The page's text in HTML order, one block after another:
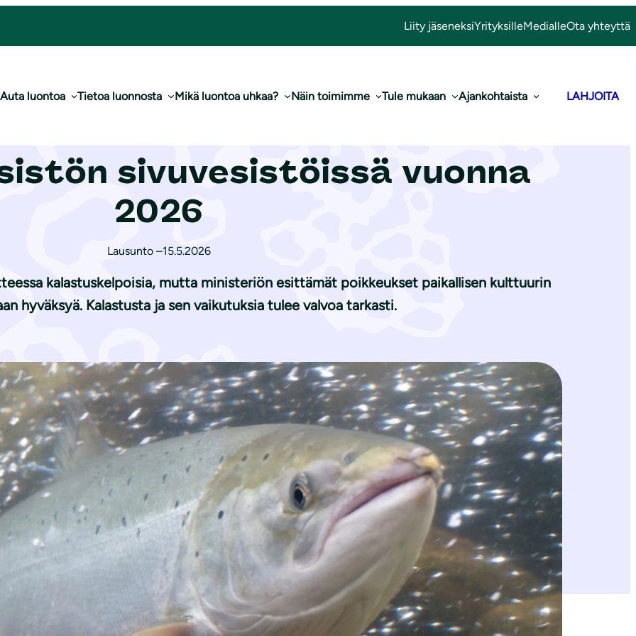
Liity jäseneksiYrityksilleMedialleOta yhteyttä
Auta luontoa Tietoa luonnosta Mikä luontoa uhkaa? Näin toimimme Tule mukaan Ajankohtaista LAHJOITA
vesistön sivuvesistöissä vuonna 2026
sivuvesistöissä vuonna
2026
Lausunto –15.5.2026
kalastuskelpoisia, mutta ministeriön esittämät poikkeukset paikallisen kulttuurin
hyväksyä. Kalastusta ja sen vaikutuksia tulee valvoa tarkasti.